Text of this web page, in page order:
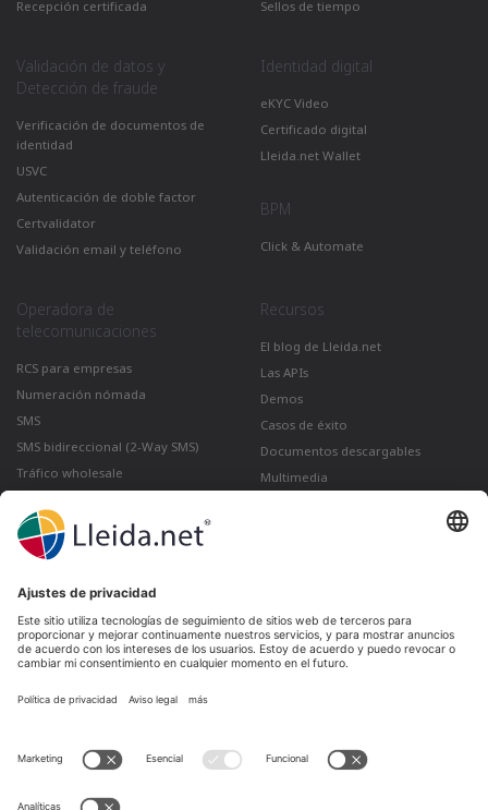
Recepción certificada
Sellos de tiempo
Validación de datos y
Detección de fraude
Verificación de documentos de
identidad
USVC
Autenticación de doble factor
Certvalidator
Validación email y teléfono
Identidad digital
eKYC Video
Certificado digital
Lleida.net Wallet
BPM
Click & Automate
Operadora de
telecomunicaciones
RCS para empresas
Numeración nómada
SMS
SMS bidireccional (2-Way SMS)
Tráfico wholesale
Recursos
El blog de Lleida.net
Las APIs
Demos
Casos de éxito
Documentos descargables
Multimedia
Lleida · Madrid · València · São Paulo · Bogotá ·
Santiago de Chile · Dubai · Santo Domingo ·
Lima
Ir a LinkedInIr a Twitter Ir a YouTubeIr a Instagram
Aviso legal